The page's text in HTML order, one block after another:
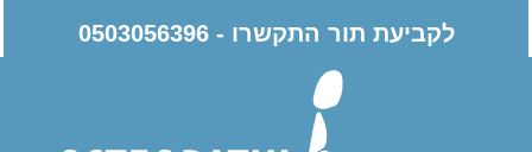
לקביעת תור התקשרו - 0503056396